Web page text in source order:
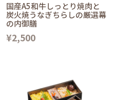
国産A5和牛しっとり焼肉と
炭火焼うなぎちらしの厳選幕
の内御膳
¥2,500